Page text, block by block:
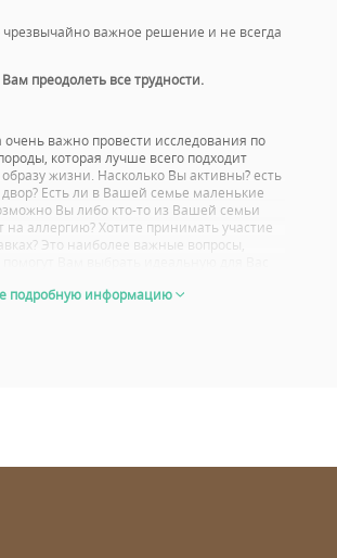
важное решение и не всегда
преодолеть все трудности.
очень важно провести исследования по
которая лучше всего подходит
жизни. Насколько Вы активны? есть
двор? Есть ли в Вашей семье маленькие
Вы либо кто-то из Вашей семьи
на аллергию? Хотите принимать участие
Это наиболее важные вопросы,
также ознакомиться с проблемами со
своей породы. При этом Вы
подробную информацию